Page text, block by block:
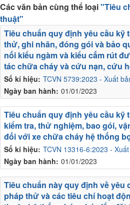
Các văn bản cùng thể loại"Tiêu
thuật"
Số kí hiệu: TCVN 5739:2023 - Xuất
Ngày ban hành: 01/01/2023
Tiêu chuẩn quy định yêu cầu kỹ
thử, ghi nhãn, đóng gói và bảo
nối kiểu ngàm và kiểu cắm rút
tác chữa cháy và cứu nạn, cứu
Số kí hiệu: TCVN 13316-6:2023 -
Ngày ban hành: 01/01/2023
Tiêu chuẩn quy định yêu cầu kỹ
kiểm tra, thử nghiệm, bao gói,
đối với xe chữa cháy hệ thống
Tiêu chuẩn này quy định về yêu
pháp thử và các tiêu chí hoạt